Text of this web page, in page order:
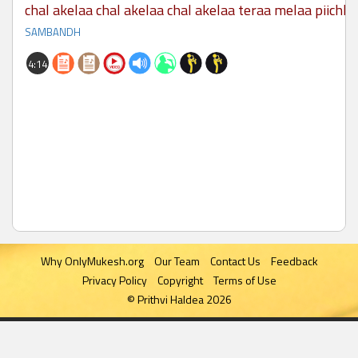
chal akelaa chal akelaa chal akelaa teraa melaa
SAMBANDH
4:14
Why OnlyMukesh.org Our Team Contact Us
Feedback
Privacy Policy
Copyright
Terms of Use
© Prithvi Haldea 2026